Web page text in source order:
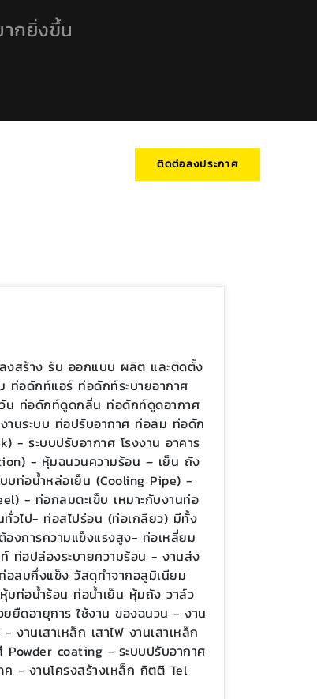
กยิ่งขึ้น
ติดต่อลงประกาศ
งสร้าง รับ ออกแบบ ผลิต และติดตั้ง
อดักท์แอร์ ท่อดักท์ระบายอากาศ
น ท่อดักท์ดูดกลิ่น ท่อดักท์ดูดอากาศ
นระบบ ท่อปรับอากาศ ท่อลม ท่อดัก
ระบบปรับอากาศ โรงงาน อาคาร
- หุ้มฉนวนความร้อน – เย็น ถัง
บท่อน้ำหล่อเย็น (Cooling Pipe) -
- ท่อกลมตะเข็บ เหมาะกับงานท่อ
วไป- ท่อสไปร่อน (ท่อเกลียว) มีทั้ง
งการความแข็งแรงสูง- ท่อเหลี่ยม
ท่อปล่องระบายความร้อน - งานส่ง
ลมกึ่งแข็ง วัสดุทำจากอลูมิเนียม
มท่อน้ำร้อน ท่อน้ำเย็น หุ้มถัง วาล์ว
ยืดอายุการ ใช้งาน ของฉนวน - งาน
านเสาเหล็ก เสาไฟ งานเสาเหล็ก
coating - ระบบปรับอากาศ
- งานโครงสร้างเหล็ก กิตติ Tel